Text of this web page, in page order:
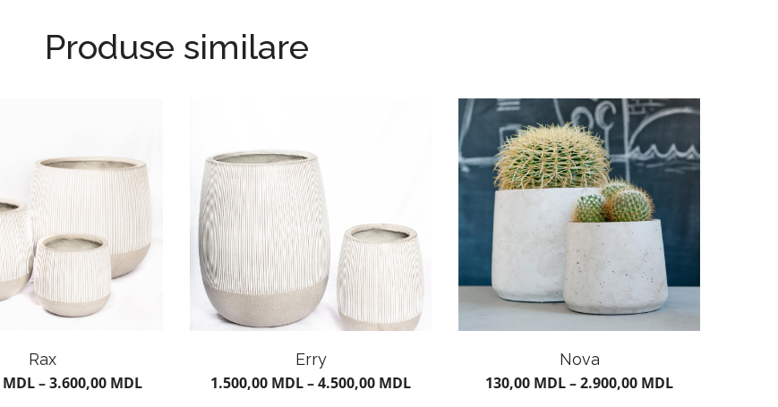
Produse similare
Rax
MDL–3.600,00 MDL
Erry
1.500,00 MDL–4.500,00 MDL
Nova
130,00 MDL–2.900,00 MDL